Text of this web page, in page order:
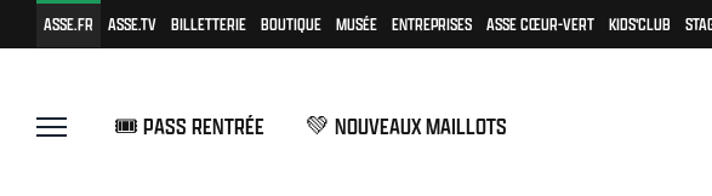
ASSE.FR ASSE.TV BILLETTERIE BOUTIQUE MUSÉE ENTREPRISES ASSE CŒUR-VERT KIDS'CLUB
🎟️ PASS RENTRÉE 💚 NOUVEAUX MAILLOTS